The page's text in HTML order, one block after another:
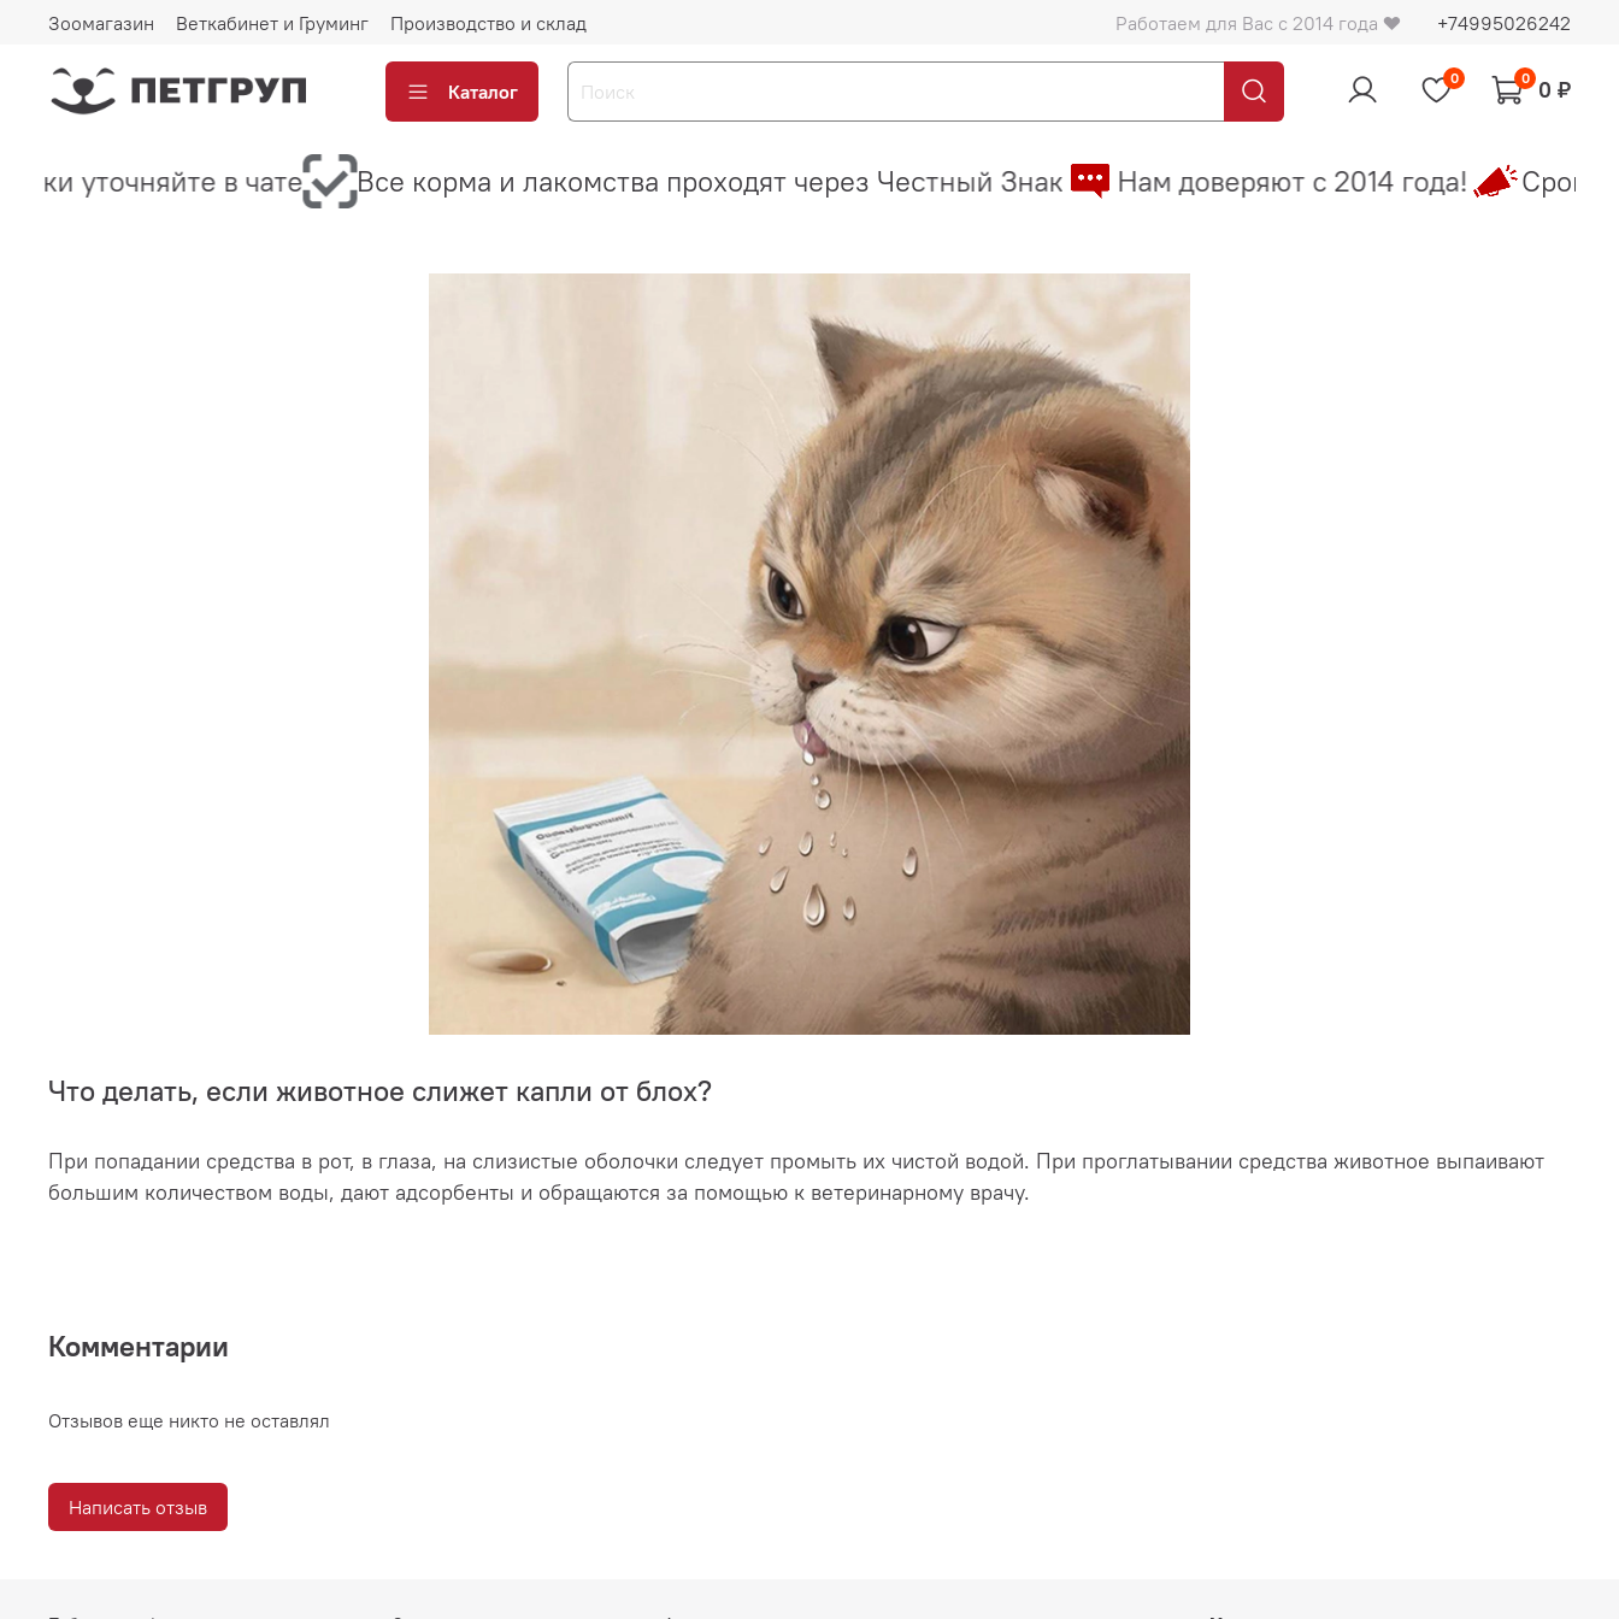
Зоомагазин Веткабинет и Груминг Производство и склад Работаем для Вас с 2014 года ❤️ +74995026242
Каталог
0 0 0 ₽
уточняйте в чате Все корма и лакомства проходят через Честный Знак Нам доверяют с 2014 года! Сроки
Что делать, если животное слижет капли от блох?
При попадании средства в рот, в глаза, на слизистые оболочки следует промыть их чистой водой. При проглатывании средства животное выпаивают
большим количеством воды, дают адсорбенты и обращаются за помощью к ветеринарному врачу.
Комментарии
Отзывов еще никто не оставлял
Написать отзыв